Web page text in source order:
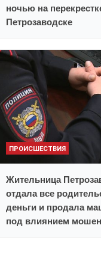
ночью на
Петрозаводске
ПРОИСШЕСТВИЯ
Жительница
отдала все
деньги и продала
под влиянием